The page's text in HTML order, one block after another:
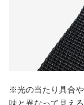
※光の当たり具合
味と異なって見え